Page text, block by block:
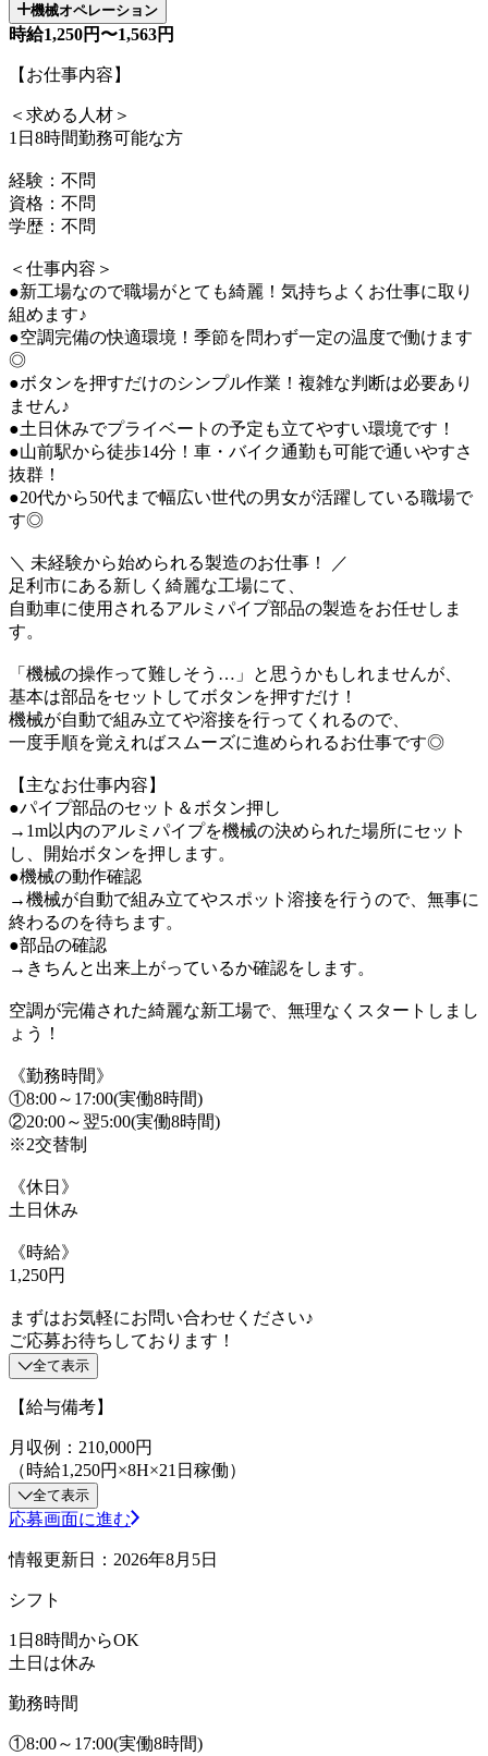
機械オペレーション
時給1,250円〜1,563円
【お仕事内容】
＜求める人材＞
1日8時間勤務可能な方
経験：不問
資格：不問
学歴：不問
＜仕事内容＞
●新工場なので職場がとても綺麗！気持ちよくお仕事に取り
組めます♪
●空調完備の快適環境！季節を問わず一定の温度で働けます
◎
●ボタンを押すだけのシンプル作業！複雑な判断は必要あり
ません♪
●土日休みでプライベートの予定も立てやすい環境です！
●山前駅から徒歩14分！車・バイク通勤も可能で通いやすさ
抜群！
●20代から50代まで幅広い世代の男女が活躍している職場で
す◎
＼ 未経験から始められる製造のお仕事！ ／
足利市にある新しく綺麗な工場にて、
自動車に使用されるアルミパイプ部品の製造をお任せしま
す。
「機械の操作って難しそう…」と思うかもしれませんが、
基本は部品をセットしてボタンを押すだけ！
機械が自動で組み立てや溶接を行ってくれるので、
一度手順を覚えればスムーズに進められるお仕事です◎
【主なお仕事内容】
●パイプ部品のセット＆ボタン押し
→1m以内のアルミパイプを機械の決められた場所にセット
し、開始ボタンを押します。
●機械の動作確認
→機械が自動で組み立てやスポット溶接を行うので、無事に
終わるのを待ちます。
●部品の確認
→きちんと出来上がっているか確認をします。
空調が完備された綺麗な新工場で、無理なくスタートしまし
ょう！
《勤務時間》
①8:00～17:00(実働8時間)
②20:00～翌5:00(実働8時間)
※2交替制
《休日》
土日休み
《時給》
1,250円
まずはお気軽にお問い合わせください♪
ご応募お待ちしております！
全て表示
【給与備考】
月収例：210,000円
（時給1,250円×8H×21日稼働）
全て表示
応募画面に進む
情報更新日：2026年8月5日
シフト
1日8時間からOK
土日は休み
勤務時間
①8:00～17:00(実働8時間)